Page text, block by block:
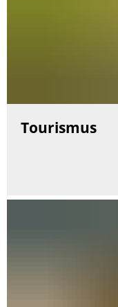
Tourismus